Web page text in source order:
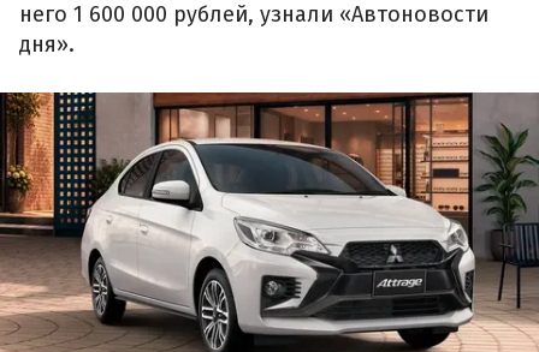
него 1 600 000 рублей, узнали «Автоновости
дня».